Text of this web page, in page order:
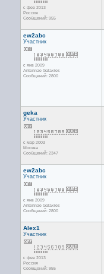
с фев 2013
Россия
Сообщений: 955
ew2abc
Участник
с янв 2009
Antennae Galaxies
Сообщений: 2800
geka
Участник
с мар 2003
Москва
Сообщений: 2347
ew2abc
Участник
с янв 2009
Antennae Galaxies
Сообщений: 2800
Alex1
Участник
с фев 2013
Россия
Сообщений: 955